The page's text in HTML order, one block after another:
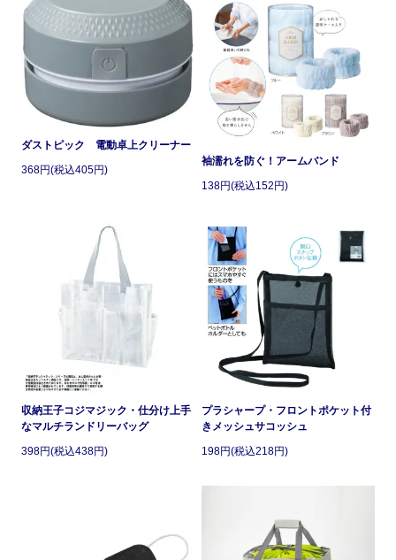
ダストピック 電動卓上クリーナー
368円(税込405円)
袖濡れを防ぐ！アームバンド
138円(税込152円)
収納王子コジマジック・仕分け上手
なマルチランドリーバッグ
398円(税込438円)
プラシャープ・フロントポケット付
きメッシュサコッシュ
198円(税込218円)